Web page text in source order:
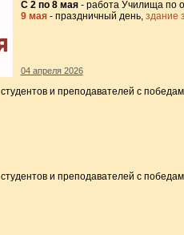
С 2 по 8 мая- работа Училища по
9 мая- праздничный день, здание
04 апреля 2026
студентов и преподавателей с
студентов и преподавателей с